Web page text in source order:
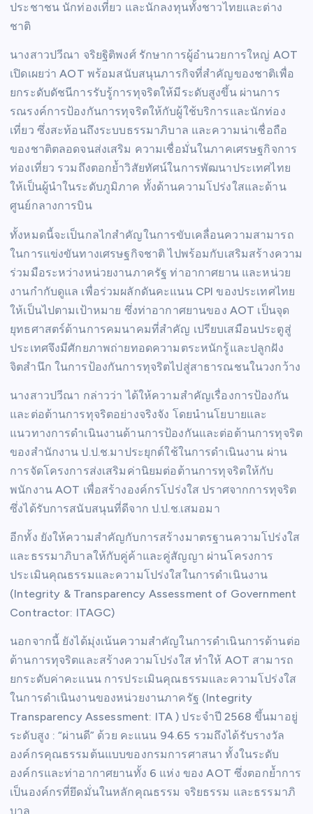
ประชาชน นักท่องเที่ยว และนักลงทุนทั้งชาวไทยและต่าง
ชาติ
นางสาวปวีณา จริยฐิติพงศ์ รักษาการผู้อำนวยการใหญ่ AOT
เปิดเผยว่า AOT พร้อมสนับสนุนภารกิจที่สำคัญของชาติเพื่อ
ยกระดับดัชนีการรับรู้การทุจริตให้มีระดับสูงขึ้น ผ่านการ
รณรงค์การป้องกันการทุจริตให้กับผู้ใช้บริการและนักท่อง
เที่ยว ซึ่งสะท้อนถึงระบบธรรมาภิบาล และความน่าเชื่อถือ
ของชาติตลอดจนส่งเสริม ความเชื่อมั่นในภาคเศรษฐกิจการ
ท่องเที่ยว รวมถึงตอกย้ำวิสัยทัศน์ในการพัฒนาประเทศไทย
ให้เป็นผู้นำในระดับภูมิภาค ทั้งด้านความโปร่งใสและด้าน
ศูนย์กลางการบิน
ทั้งหมดนี้จะเป็นกลไกสำคัญในการขับเคลื่อนความสามารถ
ในการแข่งขันทางเศรษฐกิจชาติ ไปพร้อมกับเสริมสร้างความ
ร่วมมือระหว่างหน่วยงานภาครัฐ ท่าอากาศยาน และหน่วย
งานกำกับดูแล เพื่อร่วมผลักดันคะแนน CPI ของประเทศไทย
ให้เป็นไปตามเป้าหมาย ซึ่งท่าอากาศยานของ AOT เป็นจุด
ยุทธศาสตร์ด้านการคมนาคมที่สำคัญ เปรียบเสมือนประตูสู่
ประเทศจึงมีศักยภาพถ่ายทอดความตระหนักรู้และปลูกฝัง
จิตสำนึก ในการป้องกันการทุจริตไปสู่สาธารณชนในวงกว้าง
นางสาวปวีณา กล่าวว่า ได้ให้ความสำคัญเรื่องการป้องกัน
และต่อต้านการทุจริตอย่างจริงจัง โดยนำนโยบายและ
แนวทางการดำเนินงานด้านการป้องกันและต่อต้านการทุจริต
ของสำนักงาน ป.ป.ช.มาประยุกต์ใช้ในการดำเนินงาน ผ่าน
การจัดโครงการส่งเสริมค่านิยมต่อต้านการทุจริตให้กับ
พนักงาน AOT เพื่อสร้างองค์กรโปร่งใส ปราศจากการทุจริต
ซึ่งได้รับการสนับสนุนที่ดีจาก ป.ป.ช.เสมอมา
อีกทั้ง ยังให้ความสำคัญกับการสร้างมาตรฐานความโปร่งใส
และธรรมาภิบาลให้กับคู่ค้าและคู่สัญญา ผ่านโครงการ
ประเมินคุณธรรมและความโปร่งใสในการดำเนินงาน
(Integrity & Transparency Assessment of Government
Contractor: ITAGC)
นอกจากนี้ ยังได้มุ่งเน้นความสำคัญในการดำเนินการด้านต่อ
ต้านการทุจริตและสร้างความโปร่งใส ทำให้ AOT สามารถ
ยกระดับค่าคะแนน การประเมินคุณธรรมและความโปร่งใส
ในการดำเนินงานของหน่วยงานภาครัฐ (Integrity
Transparency Assessment: ITA ) ประจำปี 2568 ขึ้นมาอยู่
ระดับสูง : “ผ่านดี” ด้วย คะแนน 94.65 รวมถึงได้รับรางวัล
องค์กรคุณธรรมต้นแบบของกรมการศาสนา ทั้งในระดับ
องค์กรและท่าอากาศยานทั้ง 6 แห่ง ของ AOT ซึ่งตอกย้ำการ
เป็นองค์กรที่ยึดมั่นในหลักคุณธรรม จริยธรรม และธรรมาภิ
บาล